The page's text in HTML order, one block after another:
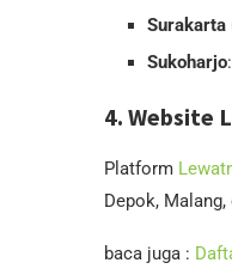
Surakarta
Sukoharjo:
4. Website
Platform
Depok, Malang,
baca juga :